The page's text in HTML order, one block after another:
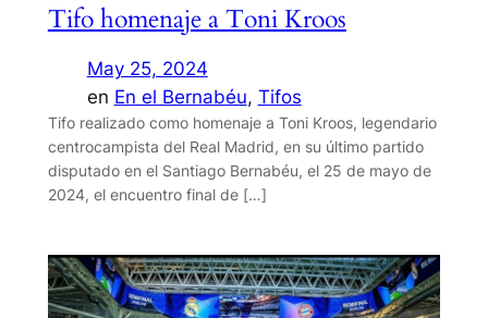
Tifo homenaje a Toni Kroos
May 25, 2024
en En el Bernabéu, Tifos
Tifo realizado como homenaje a Toni Kroos, legendario
centrocampista del Real Madrid, en su último partido
disputado en el Santiago Bernabéu, el 25 de mayo de
2024, el encuentro final de […]